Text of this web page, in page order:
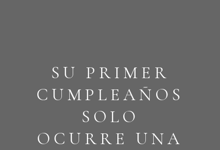
SU PRIMER
CUMPLEAÑOS
SOLO
OCURRE UNA